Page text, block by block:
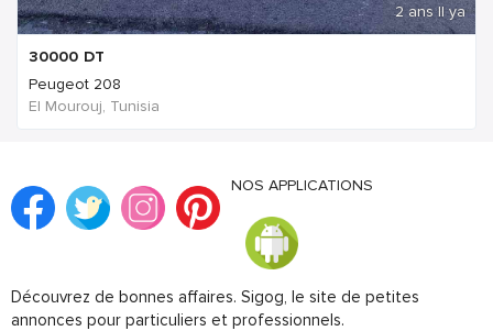
2 ans Il ya
30000 DT
Peugeot 208
El Mourouj, Tunisia
NOS APPLICATIONS
Découvrez de bonnes affaires. Sigog, le site de petites
annonces pour particuliers et professionnels.